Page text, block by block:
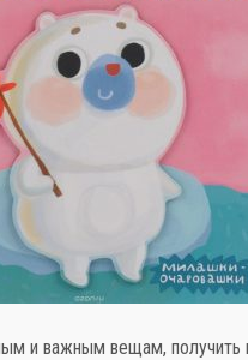
и важным вещам, получить